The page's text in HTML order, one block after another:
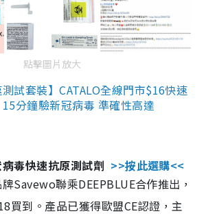
點擊圖片放大
試套裝】CATALO全線門市$16快速
分鐘驗新冠病毒 準確性高達
毒快速抗原測試劑 >>按此選購<<
Savewo聯乘DEEPBLUE合作推出，
買到。產品已獲得歐盟CE認證，主